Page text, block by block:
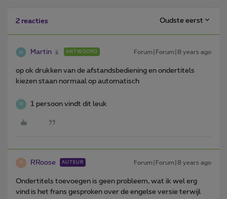
2 reacties Oudste eerst
Martin ANTWOORD Forum|Forum|8 years ago
op ok drukken van de afstandsbediening en ondertitels
kiezen staan normaal op automatisch
W 1 persoon vindt dit leuk
R RRoose AUTEUR Forum|Forum|8 years ago
Ondertitels toevoegen is geen probleem, wat ik wel erg
vind is het frans gesproken over de engelse versie terwijl